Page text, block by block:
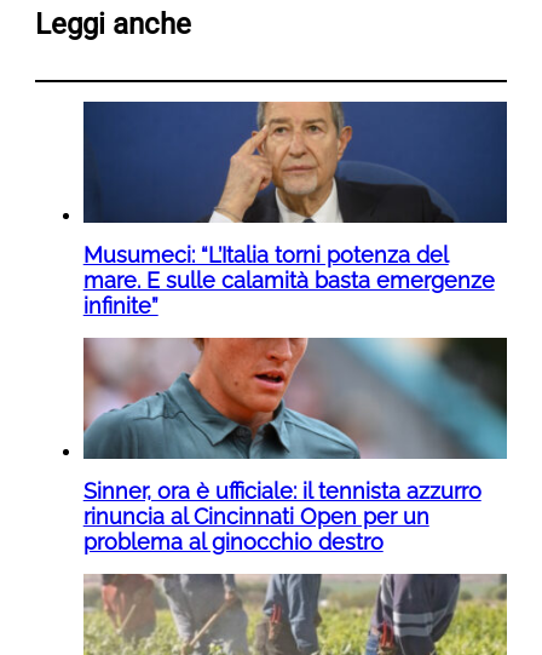
Leggi anche
Musumeci: “L’Italia torni potenza del
mare. E sulle calamità basta emergenze
infinite”
Sinner, ora è ufficiale: il tennista azzurro
rinuncia al Cincinnati Open per un
problema al ginocchio destro